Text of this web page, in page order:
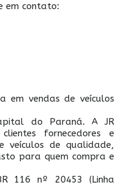
em contato:
em vendas de veículos
do Paraná. A JR
fornecedores e
veículos de qualidade,
para quem compra e
116 nº 20453 (Linha